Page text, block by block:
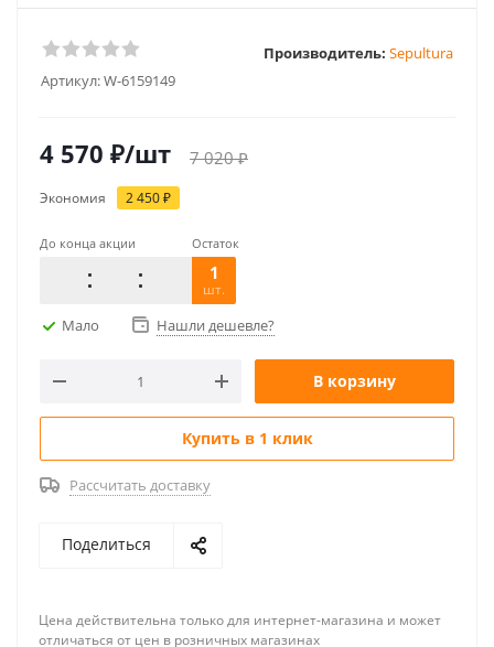
Артикул:W-6159149
Производитель: Sepultura
4 570 ₽/шт 7 020₽
Экономия 2 450₽
До конца акции Остаток
1
шт.
Мало Нашли дешевле?
В корзину
Купить в 1 клик
Рассчитать доставку
Поделиться
Цена действительна только для интернет-магазина и может
отличаться от цен в розничных магазинах